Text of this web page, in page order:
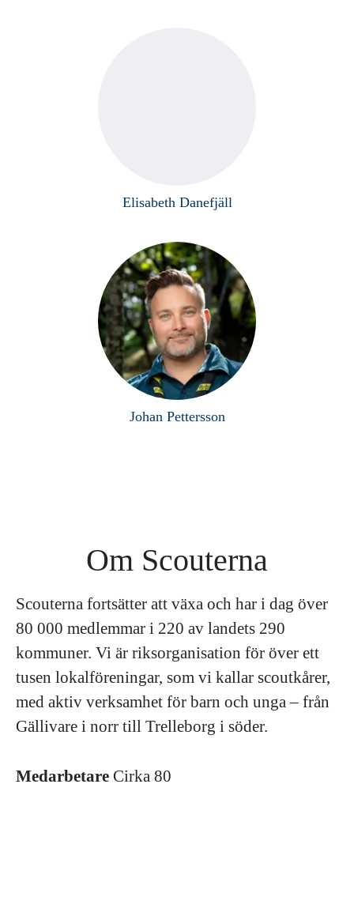
Elisabeth Danefjäll
Johan Pettersson
Om Scouterna
Scouterna fortsätter att växa och har i dag över
80 000 medlemmar i 220 av landets 290
kommuner. Vi är riksorganisation för över ett
tusen lokalföreningar, som vi kallar scoutkårer,
med aktiv verksamhet för barn och unga – från
Gällivare i norr till Trelleborg i söder.
Medarbetare Cirka 80